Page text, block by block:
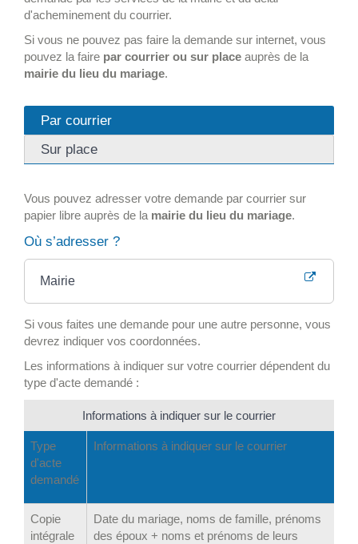
d'acheminement du courrier.
Si vous ne pouvez pas faire la demande sur internet, vous
pouvez la faire par courrier ou sur place auprès de la
mairie du lieu du mariage.
Par courrier
Sur place
Vous pouvez adresser votre demande par courrier sur
papier libre auprès de la mairie du lieu du mariage.
Où s’adresser ?
Mairie
Si vous faites une demande pour une autre personne, vous
devrez indiquer vos coordonnées.
Les informations à indiquer sur votre courrier dépendent du
type d'acte demandé :
Informations à indiquer sur le courrier
Type
d'acte
demandé
Informations à indiquer sur le courrier
Copie
intégrale
Date du mariage, noms de famille, prénoms
des époux + noms et prénoms de leurs